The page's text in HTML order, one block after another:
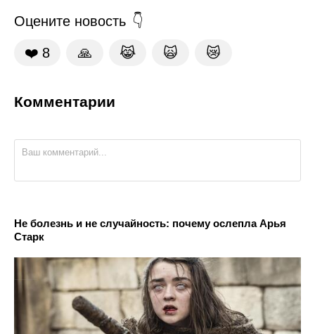
Оцените новость
❤️ 8 🙏 😹 🙀 😿
Комментарии
Не болезнь и не случайность: почему ослепла Арья
Старк